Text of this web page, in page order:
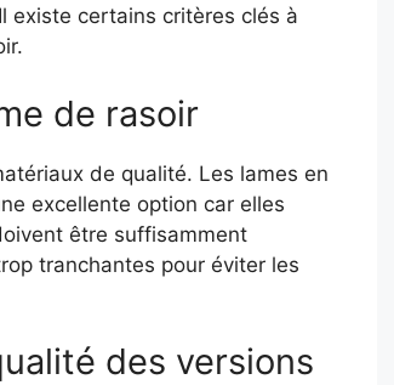
existe certains critères clés à
de rasoir
de qualité. Les lames en
excellente option car elles
être suffisamment
tranchantes pour éviter les
des versions